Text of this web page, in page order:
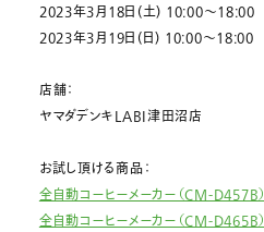
2023年3月18日(土) 10:00～18:00
2023年3月19日(日) 10:00～18:00
店舗：
ヤマダデンキLABI津田沼店
お試し頂ける商品：
全自動コーヒーメーカー（CM-D457B）
全自動コーヒーメーカー（CM-D465B）